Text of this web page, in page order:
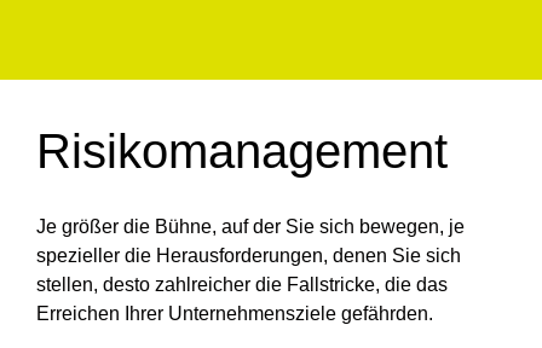
Risikomanagement
Je größer die Bühne, auf der Sie sich bewegen, je
spezieller die Herausforderungen, denen Sie sich
stellen, desto zahlreicher die Fallstricke, die das
Erreichen Ihrer Unternehmensziele gefährden.